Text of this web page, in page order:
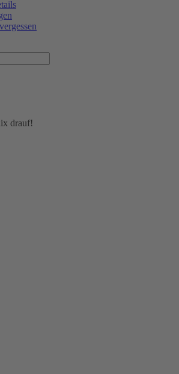
drauf!